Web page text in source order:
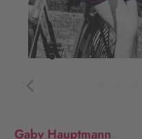
Gaby Hauptmann